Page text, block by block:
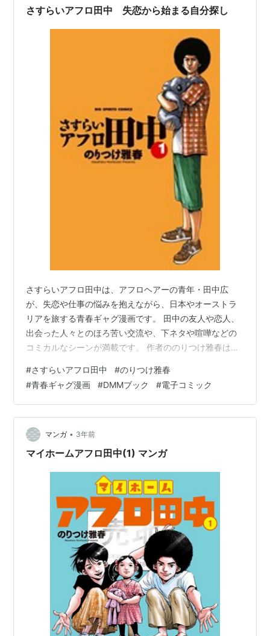
さすらいアフロ田中 失恋から始まる自分探し
さすらいアフロ田中は、アフロヘアーの青年・田中広
が、失恋や仕事の悩みを抱えながら、日本やオーストラ
リアを旅する青春ギャグ漫画です。 田中の友人や恋人、
出会った人々とのほろ苦い交流や、下ネタや喧嘩などの
コミカルなシーンが満載です。 作者ののりつけ雅春は、
はマイホームアフロ田中を連載中です。 さすらいアフロ
田中は、シリーズ第4作目にあたり、全10巻が発売されて
います。 さすらいアフロ田中の電子コミックを読むな
ら、DMMブックがお勧めです。 DMMブックは、さすら
いアフロ田中の全巻を無料で試し読みできるサービスで
す。 さらに、DMMブックに登録すると…
#さすらいアフロ田中 #のりつけ雅春
#青春ギャグ漫画 #DMMブック #電子コミック
マンガ • 3年前
マイホームアフロ田中(1) マンガ